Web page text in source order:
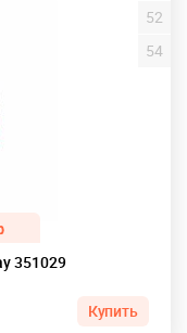
351029
52
54
Купить